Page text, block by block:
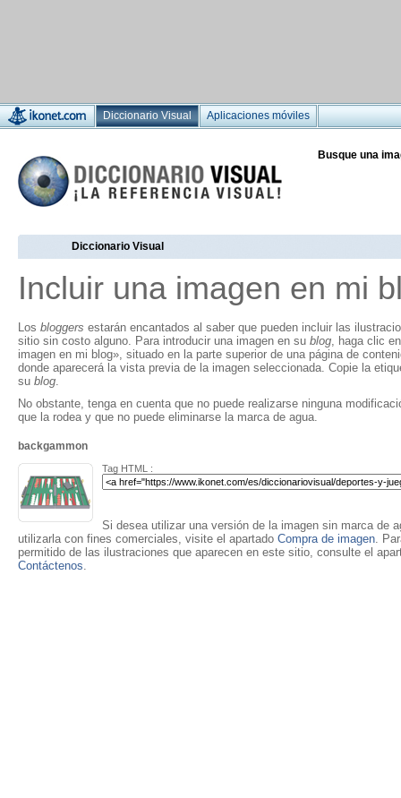
Diccionario Visual Aplicaciones móviles
Busque una
Diccionario Visual
Incluir una imagen en mi
Los bloggers estarán encantados al saber que pueden incluir las
sitio sin costo alguno. Para introducir una imagen en su blog, haga clic
imagen en mi blog», situado en la parte superior de una página de
donde aparecerá la vista previa de la imagen seleccionada. Copie la
su blog.
No obstante, tenga en cuenta que no puede realizarse ninguna
que la rodea y que no puede eliminarse la marca de agua.
backgammon
Tag HTML :
Si desea utilizar una versión de la imagen sin marca de
utilizarla con fines comerciales, visite el apartado Compra de imagen.
permitido de las ilustraciones que aparecen en este sitio, consulte el
Contáctenos.